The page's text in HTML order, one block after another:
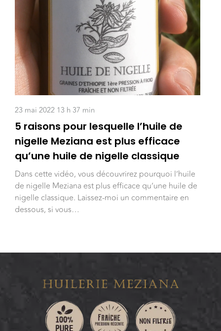
23 mai 2022 13 h 37 min
5 raisons pour lesquelle l’huile de
nigelle Meziana est plus efficace
qu’une huile de nigelle classique
Dans cette vidéo, vous découvrirez pourquoi l’huile
de nigelle Meziana est plus efficace qu’une huile de
nigelle classique. Laissez-moi un commentaire en
dessous, si vous…